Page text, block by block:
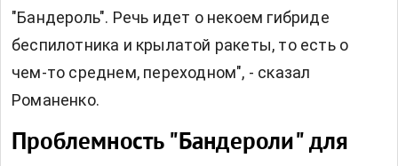
"Бандероль". Речь идет о некоем гибриде
беспилотника и крылатой ракеты, то есть о
чем-то среднем, переходном", - сказал
Романенко.
Проблемность "Бандероли" для